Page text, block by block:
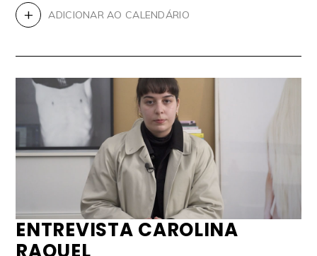
+ ADICIONAR AO CALENDÁRIO
ENTREVISTA CAROLINA